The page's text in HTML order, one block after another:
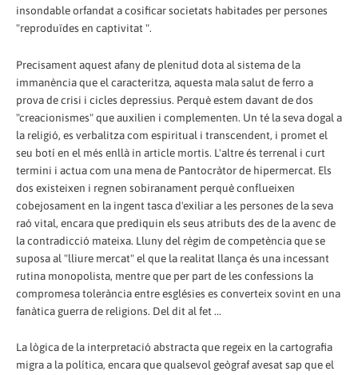
insondable orfandat a cosificar societats habitades per persones
"reproduïdes en captivitat ".
Precisament aquest afany de plenitud dota al sistema de la
immanència que el caracteritza, aquesta mala salut de ferro a
prova de crisi i cicles depressius. Perquè estem davant de dos
"creacionismes" que auxilien i complementen. Un té la seva dogal a
la religió, es verbalitza com espiritual i transcendent, i promet el
seu botí en el més enllà in article mortis. L'altre és terrenal i curt
termini i actua com una mena de Pantocràtor de hipermercat. Els
dos existeixen i regnen sobiranament perquè conflueixen
cobejosament en la ingent tasca d'exiliar a les persones de la seva
raó vital, encara que prediquin els seus atributs des de la avenc de
la contradicció mateixa. Lluny del règim de competència que se
suposa al "lliure mercat" el que la realitat llança és una incessant
rutina monopolista, mentre que per part de les confessions la
compromesa tolerància entre esglésies es converteix sovint en una
fanàtica guerra de religions. Del dit al fet ...
La lògica de la interpretació abstracta que regeix en la cartografia
migra a la política, encara que qualsevol geògraf avesat sap que el